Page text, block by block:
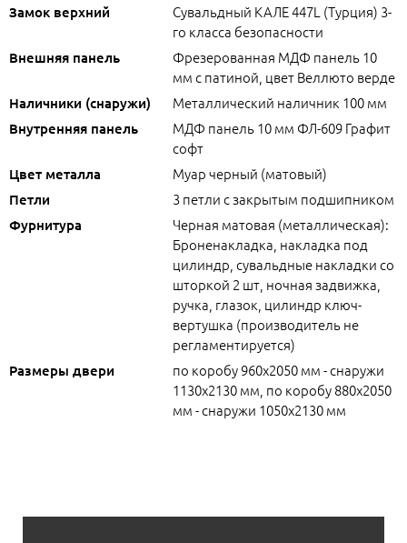
Замок верхний
Сувальдный КАЛЕ 447L (Турция) 3-
го класса безопасности
Внешняя панель
Фрезерованная МДФ панель 10
мм с патиной, цвет Веллюто верде
Наличники (снаружи) Металлический наличник 100 мм
Внутренняя панель
МДФ панель 10 мм ФЛ-609 Графит
софт
Цвет металла Муар черный (матовый)
Петли 3 петли с закрытым подшипником
Фурнитура
Черная матовая (металлическая):
Броненакладка, накладка под
цилиндр, сувальдные накладки со
шторкой 2 шт, ночная задвижка,
ручка, глазок, цилиндр ключ-
вертушка (производитель не
регламентируется)
Размеры двери
по коробу 960х2050 мм - снаружи
1130х2130 мм, по коробу 880х2050
мм - снаружи 1050х2130 мм